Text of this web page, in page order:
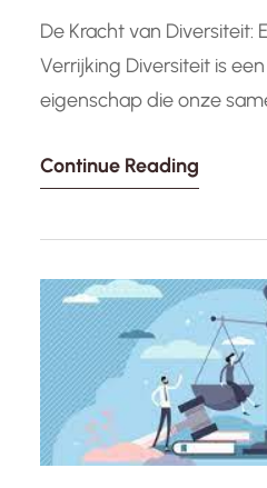
De Kracht van Diversiteit:
Verrijking Diversiteit is
eigenschap die onze
als gemeenschap. Het
ras, etniciteit, religie of
Continue Reading